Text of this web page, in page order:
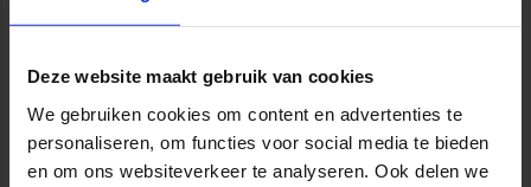
Deze website maakt gebruik van cookies
We gebruiken cookies om content en advertenties te
personaliseren, om functies voor social media te bieden
en om ons websiteverkeer te analyseren. Ook delen we
5 manieren waarop AI je productiever maakt op het
werk
gemarkeerd met*